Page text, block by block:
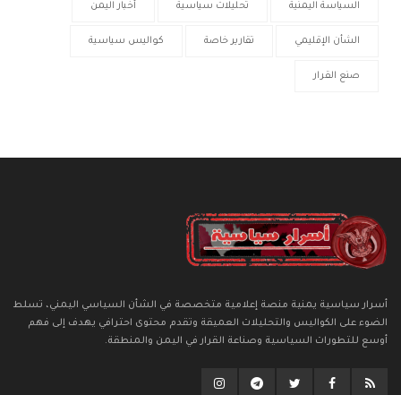
السياسة اليمنية تحليلات سياسية أخبار اليمن
الشأن الإقليمي تقارير خاصة كواليس سياسية
صنع القرار
أسرار سياسية يمنية منصة إعلامية متخصصة في الشأن السياسي اليمني، تسلط
الضوء على الكواليس والتحليلات العميقة وتقدم محتوى احترافي يهدف إلى فهم
أوسع للتطورات السياسية وصناعة القرار في اليمن والمنطقة.